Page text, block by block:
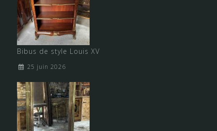
Bibus de style Louis XV
25 juin 2026